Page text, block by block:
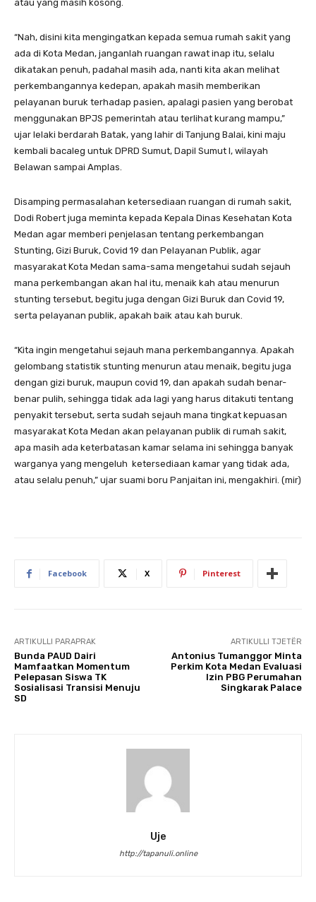
atau yang masih kosong.
“Nah, disini kita mengingatkan kepada semua rumah sakit yang
ada di Kota Medan, janganlah ruangan rawat inap itu, selalu
dikatakan penuh, padahal masih ada, nanti kita akan melihat
perkembangannya kedepan, apakah masih memberikan
pelayanan buruk terhadap pasien, apalagi pasien yang berobat
menggunakan BPJS pemerintah atau terlihat kurang mampu,”
ujar lelaki berdarah Batak, yang lahir di Tanjung Balai, kini maju
kembali bacaleg untuk DPRD Sumut, Dapil Sumut I, wilayah
Belawan sampai Amplas.
Disamping permasalahan ketersediaan ruangan di rumah sakit,
Dodi Robert juga meminta kepada Kepala Dinas Kesehatan Kota
Medan agar memberi penjelasan tentang perkembangan
Stunting, Gizi Buruk, Covid 19 dan Pelayanan Publik, agar
masyarakat Kota Medan sama-sama mengetahui sudah sejauh
mana perkembangan akan hal itu, menaik kah atau menurun
stunting tersebut, begitu juga dengan Gizi Buruk dan Covid 19,
serta pelayanan publik, apakah baik atau kah buruk.
“Kita ingin mengetahui sejauh mana perkembangannya. Apakah
gelombang statistik stunting menurun atau menaik, begitu juga
dengan gizi buruk, maupun covid 19, dan apakah sudah benar-
benar pulih, sehingga tidak ada lagi yang harus ditakuti tentang
penyakit tersebut, serta sudah sejauh mana tingkat kepuasan
masyarakat Kota Medan akan pelayanan publik di rumah sakit,
apa masih ada keterbatasan kamar selama ini sehingga banyak
warganya yang mengeluh ketersediaan kamar yang tidak ada,
atau selalu penuh,” ujar suami boru Panjaitan ini, mengakhiri. (mir)
Facebook X Pinterest
ARTIKULLI PARAPRAK
Bunda PAUD Dairi
Mamfaatkan Momentum
Pelepasan Siswa TK
Sosialisasi Transisi Menuju
SD
ARTIKULLI TJETËR
Antonius Tumanggor Minta
Perkim Kota Medan Evaluasi
Izin PBG Perumahan
Singkarak Palace
Uje
http://tapanuli.online